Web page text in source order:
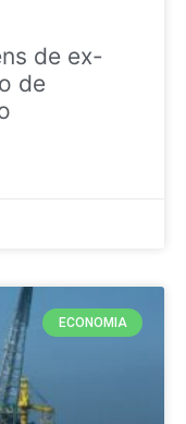
de ex-
de
ECONOMIA